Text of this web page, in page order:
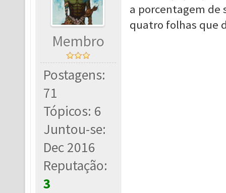
Membro
Postagens:
71
Tópicos: 6
Juntou-se:
Dec 2016
Reputação:
3
a porcentagem de
quatro folhas que